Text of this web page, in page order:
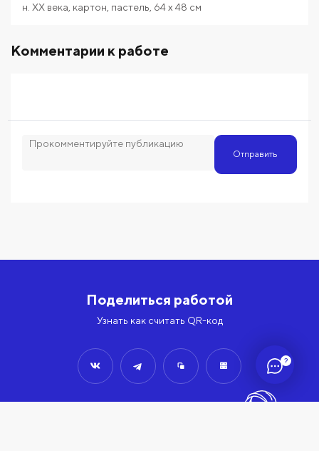
?
н. ХХ века картон пастель 64x 48 см
Комментарии к работе
Отправить
Поделиться работой
Узнать как считать QR-код